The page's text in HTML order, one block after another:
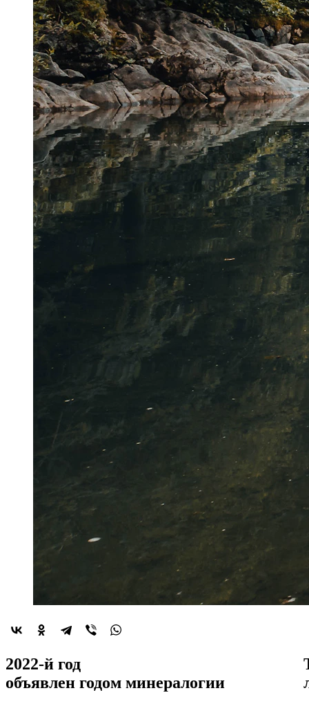
2022-й год
объявлен годом минералогии